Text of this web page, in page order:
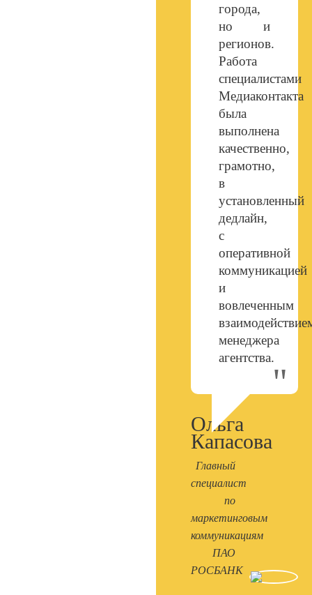
города,
но и
регионов.
Работа
специалистами
Медиаконтакта
была
выполнена
качественно,
грамотно,
в
установленный
дедлайн,
с
оперативной
коммуникацией
и
вовлеченным
менеджера
агентства.
Ольга
Капасова
Главный
специалист
по
маркетинговым
коммуникациям
ПАО
РОСБАНК